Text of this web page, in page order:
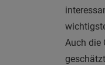
Auch die